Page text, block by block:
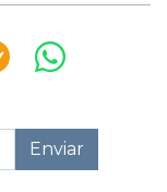
Enviar